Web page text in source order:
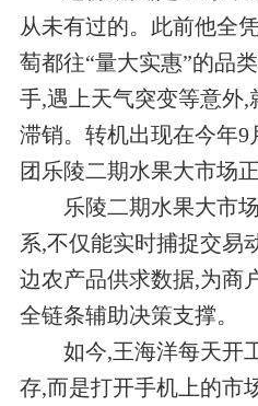
从未有过的。此前他全
萄都往“量大实惠”的品
手,遇上天气突变等意外
滞销。转机出现在今年9
团乐陵二期水果大市场正
乐陵二期水果大市场
系,不仅能实时捕捉交易
边农产品供求数据,为商
全链条辅助决策支撑。
如今,王海洋每天开
存,而是打开手机上的市